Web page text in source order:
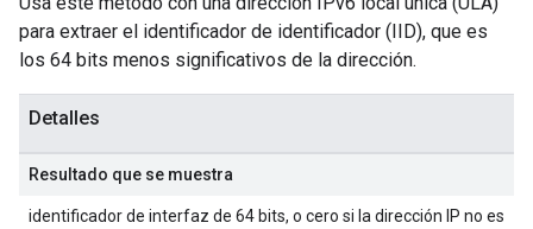
para extraer el identificador de identificador (IID), que es
los 64 bits menos significativos de la dirección.
Detalles
Resultado que se muestra
identificador de interfaz de 64 bits, o cero si la dirección IP no es